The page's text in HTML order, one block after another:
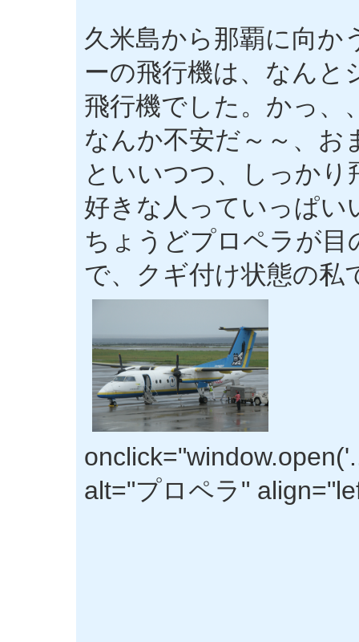
久米島から那覇に向か
ーの飛行機は、なんと
飛行機でした。かっ、
なんか不安だ～～、お
といいつつ、しっか
好きな人っていっぱい
ちょうどプロペラが
で、クギ付け状態の私
alt="プロペラ"